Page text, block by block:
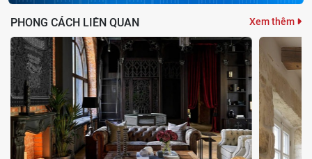
Kiểm tra và xác định vị trí bị rò rỉ để vá hoặc thay thế cho phù hợp
2. Bồn cầu TOTO rỉ nước do van xả nước bị hư
hỏng
Van xả nước đóng vai trò quan trọng trong việc kiểm soát lượng
PHONG CÁCH LIÊN QUAN Xem thêm